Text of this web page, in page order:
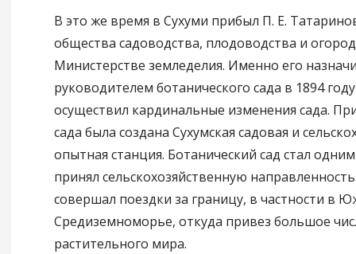
В это же время в Сухуми прибыл П. Е.
общества садоводства, плодоводства и
Министерстве земледелия. Именно его
руководителем ботанического сада в 1894
осуществил кардинальные изменения сада.
сада была создана Сухумская садовая и
опытная станция. Ботанический сад стал
принял сельскохозяйственную
совершал поездки за границу, в частности в
Средиземноморье, откуда привез большое
растительного мира.